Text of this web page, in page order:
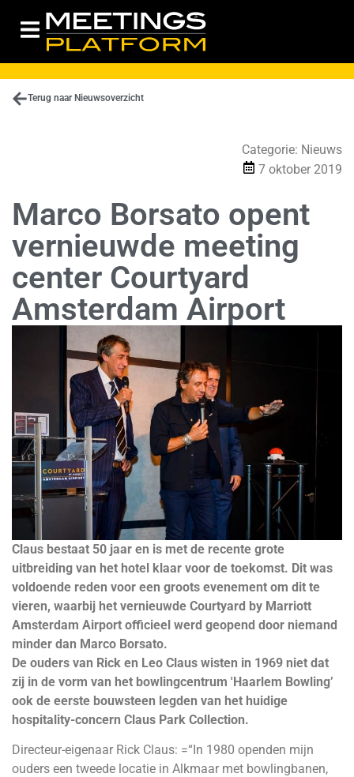
Terug naar Nieuwsoverzicht
Categorie: Nieuws
7 oktober 2019
Marco Borsato opent
vernieuwde meeting
center Courtyard
Amsterdam Airport
Claus bestaat 50 jaar en is met de recente grote
uitbreiding van het hotel klaar voor de toekomst. Dit was
voldoende reden voor een groots evenement om dit te
vieren, waarbij het vernieuwde Courtyard by Marriott
Amsterdam Airport officieel werd geopend door niemand
minder dan Marco Borsato.
De ouders van Rick en Leo Claus wisten in 1969 niet dat
zij in de vorm van het bowlingcentrum 'Haarlem Bowling’
ook de eerste bouwsteen legden van het huidige
hospitality-concern Claus Park Collection.
Directeur-eigenaar Rick Claus: =“In 1980 openden mijn
ouders een tweede locatie in Alkmaar met bowlingbanen,